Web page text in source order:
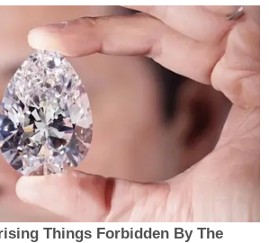
Things Forbidden By The